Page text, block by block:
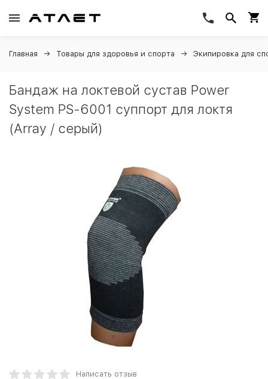
Главная Товары для здоровья и спорта Экипировка для
Бандаж на локтевой сустав Power
System PS-6001 суппорт для локтя
(Array / серый)
Написать отзыв